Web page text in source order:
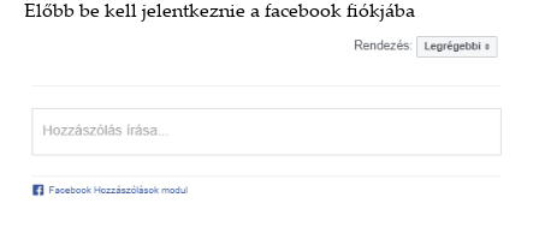
Előbbbe kell jelentkeznie a facebook fiókjába